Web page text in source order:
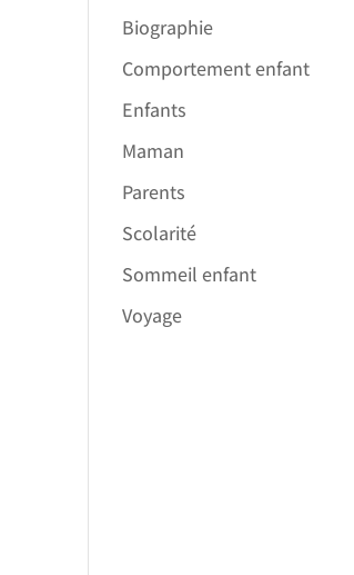
Biographie
Comportement enfant
Enfants
Maman
Parents
Scolarité
Sommeil enfant
Voyage